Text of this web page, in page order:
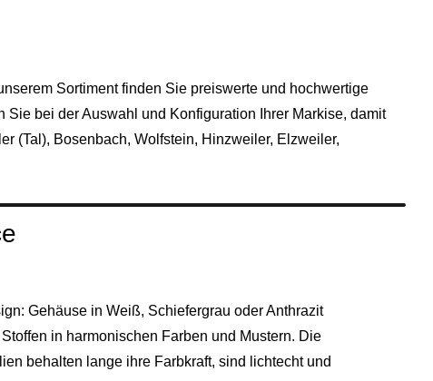
Sortiment finden Sie preiswerte und hochwertige
bei der Auswahl und Konfiguration Ihrer Markise, damit
(Tal), Bosenbach, Wolfstein, Hinzweiler, Elzweiler,
Gehäuse in Weiß, Schiefergrau oder Anthrazit
in harmonischen Farben und Mustern. Die
behalten lange ihre Farbkraft, sind lichtecht und